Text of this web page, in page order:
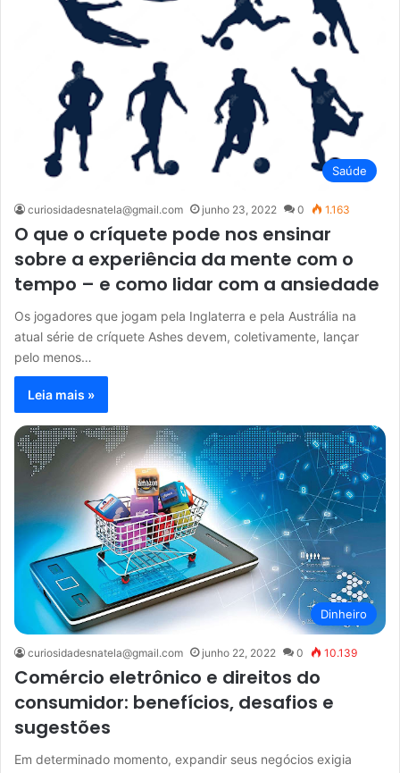
Saúde
curiosidadesnatela@gmail.com junho 23, 2022 0 1.163
O que o críquete pode nos ensinar
sobre a experiência da mente com o
tempo – e como lidar com a ansiedade
Os jogadores que jogam pela Inglaterra e pela Austrália na
atual série de críquete Ashes devem, coletivamente, lançar
pelo menos…
Leia mais »
Dinheiro
curiosidadesnatela@gmail.com junho 22, 2022 0 10.139
Comércio eletrônico e direitos do
consumidor: benefícios, desafios e
sugestões
Em determinado momento, expandir seus negócios exigia